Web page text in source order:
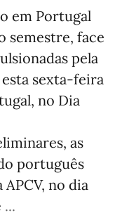
em Portugal
semestre, face
pela
sexta-feira
no Dia
as
português
APCV, no dia